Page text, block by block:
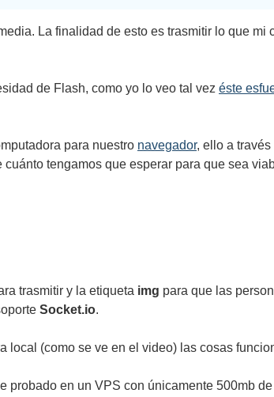
La finalidad de esto es trasmitir lo que mi
de Flash, como yo lo veo tal vez éste
para nuestro navegador, ello a
tengamos que esperar para que sea
trasmitir y la etiqueta img para que las
Socket.io.
local (como se ve en el video) las cosas
en un VPS con únicamente 500mb